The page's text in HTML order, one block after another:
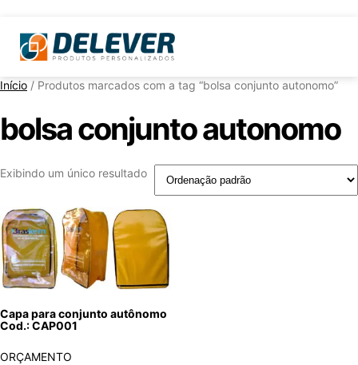
Início / Produtos marcados com a tag “bolsa conjunto autonomo”
bolsa conjunto autonomo
Exibindo um único resultado
Capa para conjunto autônomo
Cod.: CAP001
ORÇAMENTO